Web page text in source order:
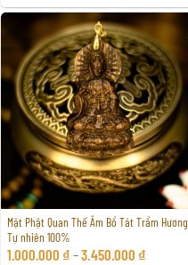
Mặt Phật Quan Thế Âm Bồ Tát Trầm Hương
Tự nhiên 100%
1.000.000 ₫ –3.450.000 ₫